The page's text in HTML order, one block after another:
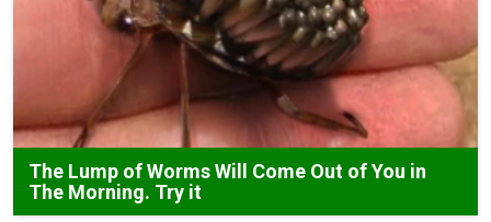
The Lump of Worms Will Come Out of You in
The Morning. Try it